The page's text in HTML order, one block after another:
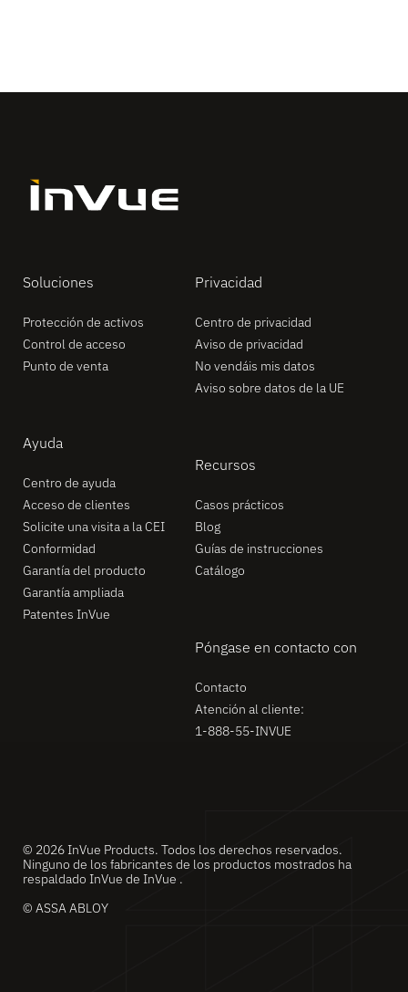
Soluciones
Protección de activos
Control de acceso
Punto de venta
Ayuda
Centro de ayuda
Acceso de clientes
Solicite una visita a la CEI
Conformidad
Garantía del producto
Garantía ampliada
Patentes InVue
Privacidad
Centro de privacidad
Aviso de privacidad
No vendáis mis datos
Aviso sobre datos de la UE
Recursos
Casos prácticos
Blog
Guías de instrucciones
Catálogo
Póngase en contacto con
Contacto
Atención al cliente:
1-888-55-INVUE
© 2026 InVue Products. Todos los derechos reservados.
Ninguno de los fabricantes de los productos mostrados ha
respaldado InVue de InVue .
© ASSA ABLOY